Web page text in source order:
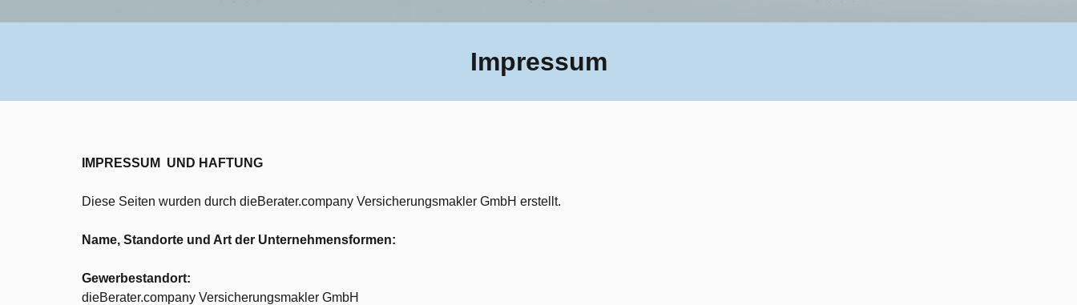
Impressum
IMPRESSUM UND HAFTUNG
Diese Seiten wurden durch dieBerater.company Versicherungsmakler GmbH erstellt.
Name, Standorte und Art der Unternehmensformen:
Gewerbestandort:
dieBerater.company Versicherungsmakler GmbH